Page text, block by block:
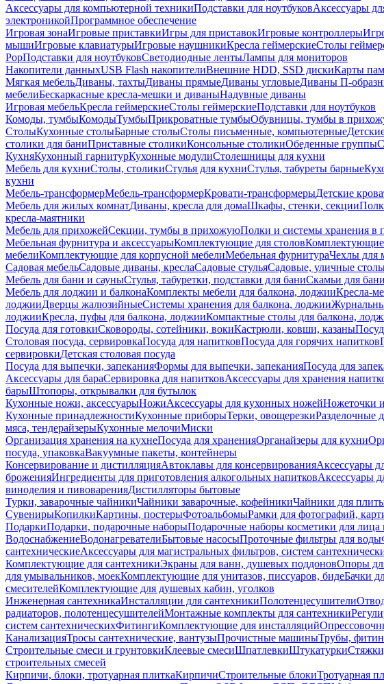
Аксессуары для компьютерной техникиПодставки для ноутбуковАксессуары
электроникойПрограммное обеспечение
Игровая зонаИгровые приставкиИгры для приставокИгровые контроллеры
мышиИгровые клавиатурыИгровые наушникиКресла геймерскиеСтолы
PopПодставки для ноутбуковСветодиодные лентыЛампы для мониторов
Накопители данныхUSB Flash накопителиВнешние HDD, SSD дискиКарты
Мягкая мебельДиваны, тахтыДиваны прямыеДиваны угловыеДиваны П-
мебелиБескаркасные кресла-мешки и диваныНадувные диваны
Игровая мебельКресла геймерскиеСтолы геймерскиеПодставки для ноутбуков
Комоды, тумбыКомодыТумбыПрикроватные тумбыОбувницы, тумбы в
СтолыКухонные столыБарные столыСтолы письменные, компьютерные
столики для баниПриставные столикиКонсольные столикиОбеденные группы
КухняКухонный гарнитурКухонные модулиСтолешницы для кухни
Мебель для кухниСтолы, столикиСтулья для кухниСтулья, табуреты барные
кухни
Мебель-трансформерМебель-трансформерКровати-трансформерыДетские
Мебель для жилых комнатДиваны, кресла для домаШкафы, стенки, секции
кресла-маятники
Мебель для прихожейСекции, тумбы в прихожуюПолки и системы хранения в
Мебельная фурнитура и аксессуарыКомплектующие для столовКомплектующие
мебелиКомплектующие для корпусной мебелиМебельная фурнитураЧехлы для
Садовая мебельСадовые диваны, креслаСадовые стульяСадовые, уличные
Мебель для бани и сауныСтулья, табуретки, подставки для баниСкамьи для бани
Мебель для лоджии и балконаКомплекты мебели для балкона, лоджииКресла-
лоджииДверцы жалюзийныеСистемы хранения для балкона, лоджии
лоджииКресла, пуфы для балкона, лоджииКомпактные столы для балкона,
Посуда для готовкиСковороды, сотейники, вокиКастрюли, ковши, казаны
Столовая посуда, сервировкаПосуда для напитковПосуда для горячих напитков
сервировкиДетская столовая посуда
Посуда для выпечки, запеканияФормы для выпечки, запеканияПосуда для
Аксессуары для бараСервировка для напитковАксессуары для хранения
барыШтопоры, открывалки для бутылок
Кухонные ножи, аксессуарыНожиАксессуары для кухонных ножейНожеточки
Кухонные принадлежностиКухонные приборыТерки, овощерезкиРазделочные
мяса, тендерайзерыКухонные мелочиМиски
Организация хранения на кухнеПосуда для храненияОрганайзеры для кухни
посуда, упаковкаВакуумные пакеты, контейнеры
Консервирование и дистилляцияАвтоклавы для консервированияАксессуары
броженияИнгредиенты для приготовления алкогольных напитковАксессуары
виноделия и пивоваренияДистилляторы бытовые
Турки, заварочные чайникиЧайники заварочные, кофейникиЧайники для
СувенирыКопилкиКартины, постерыФотоальбомыРамки для фотографий,
ПодаркиПодарки, подарочные наборыПодарочные наборы косметики для лица
ВодоснабжениеВодонагревателиБытовые насосыПроточные фильтры для воды
сантехническиеАксессуары для магистральных фильтров, систем
Комплектующие для сантехникиЭкраны для ванн, душевых поддоновОпоры
для умывальников, моекКомплектующие для унитазов, писсуаров, бидеБачки
смесителейКомплектующие для душевых кабин, уголков
Инженерная сантехникаИнсталляции для сантехникиПолотенцесушители
радиаторов, полотенцесушителейМонтажные комплекты для сантехники
систем сантехническихФитингиКомплектующие для инсталляций
КанализацияТросы сантехнические, вантузыПрочистные машиныТрубы,
Строительные смеси и грунтовкиКлеевые смесиШпатлевкиШтукатурки
строительных смесей
Кирпичи, блоки, тротуарная плиткаКирпичиСтроительные блокиТротуарная